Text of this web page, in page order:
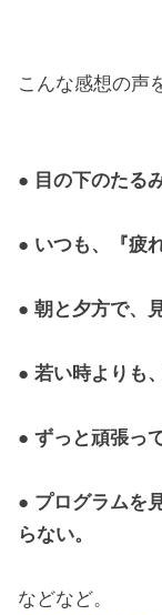
こんな感想の声
● 目の下のたる
● いつも、『疲
● 朝と夕方で、
● 若い時よりも
● ずっと頑張っ
● プログラムを
らない。
などなど。